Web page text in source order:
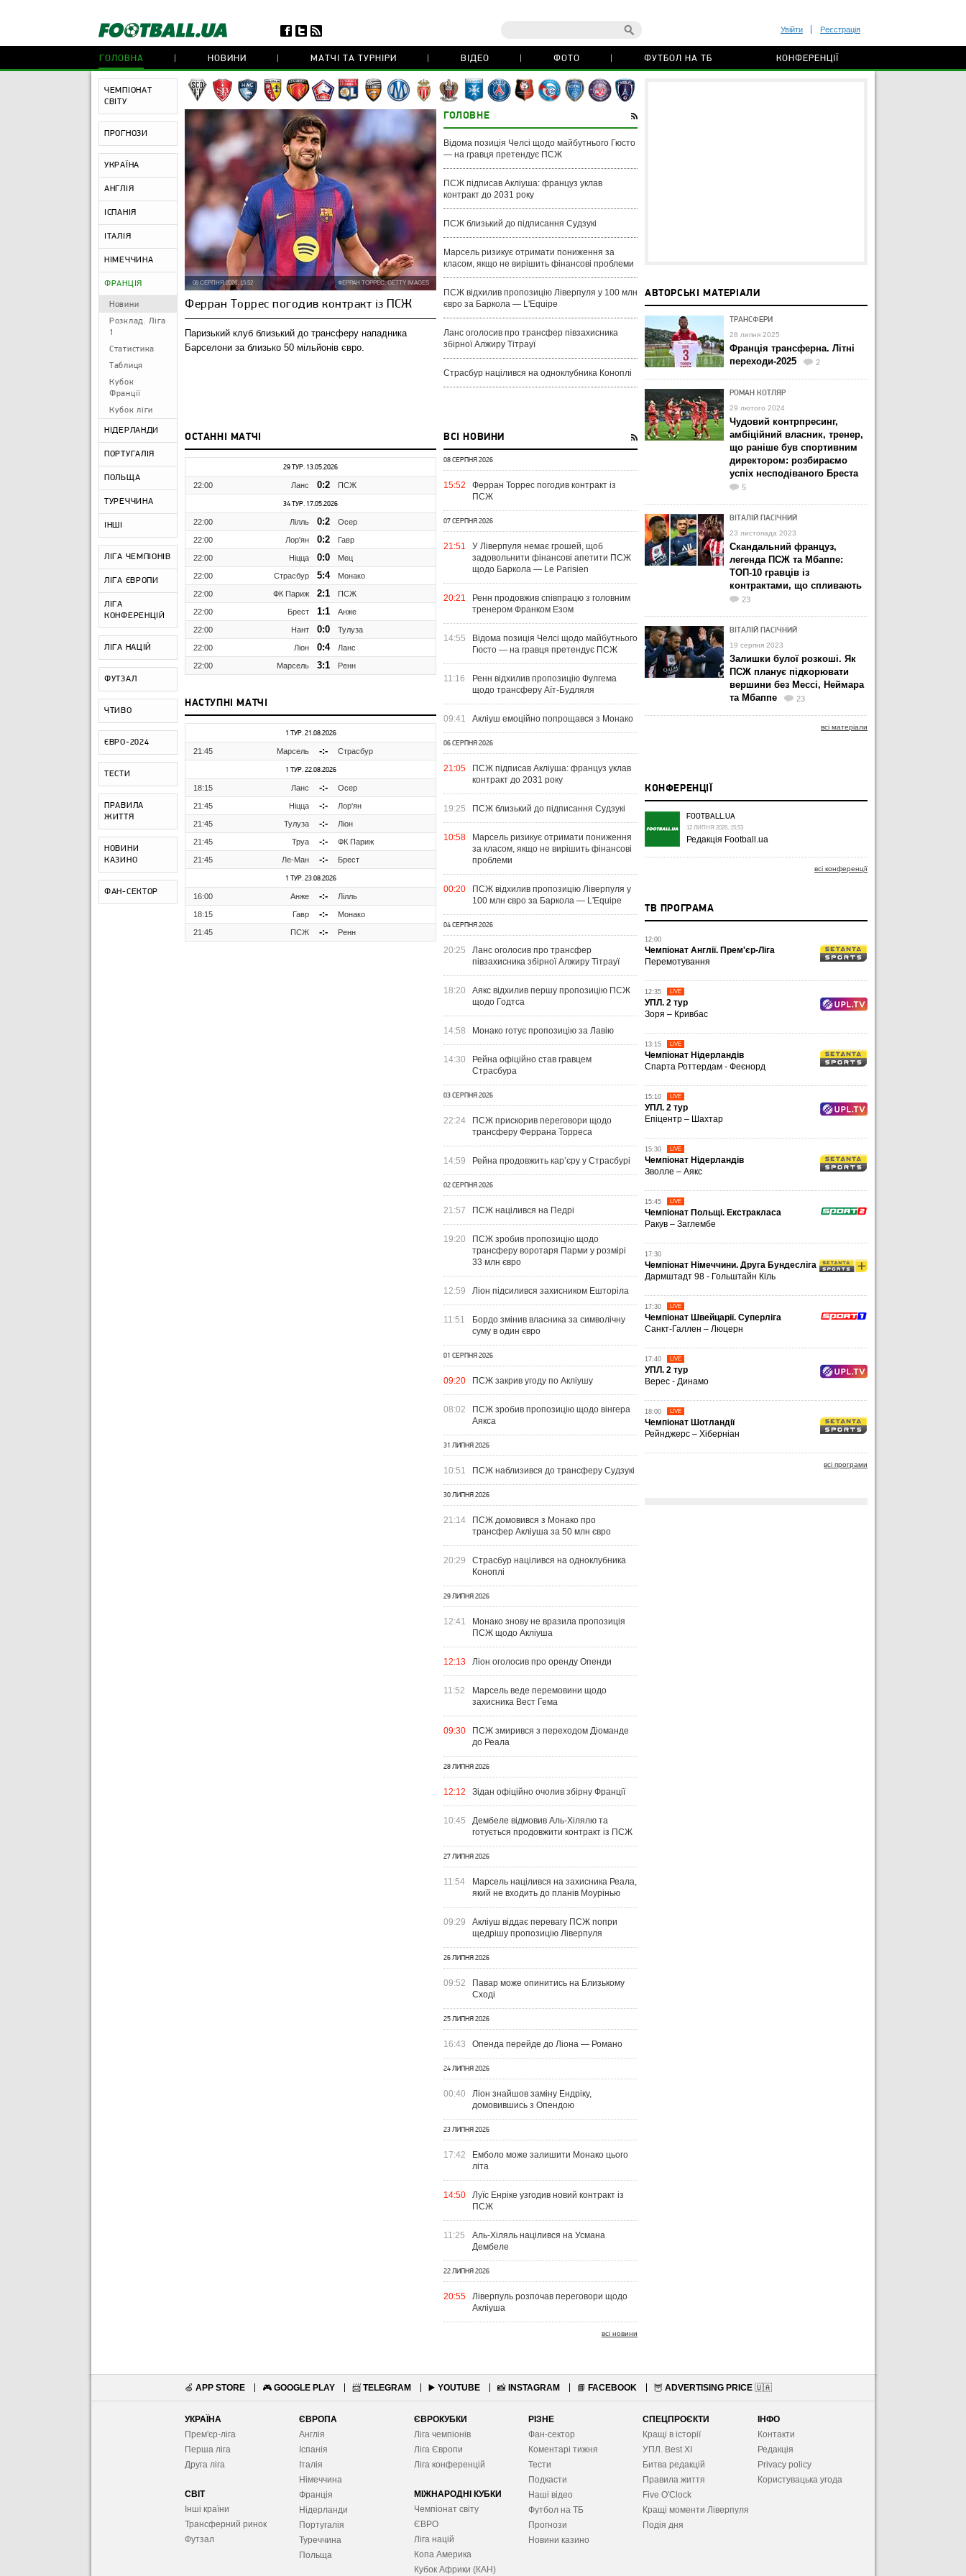
Увійти Реєстрація
ГОЛОВНА НОВИНИ МАТЧІ ТА ТУРНІРИ ВІДЕО ФОТО ФУТБОЛ НА ТБ КОНФЕРЕНЦІЇ
ЧЕМПІОНАТ
СВІТУ
ПРОГНОЗИ
УКРАЇНА
АНГЛІЯ
ІСПАНІЯ
ІТАЛІЯ
НІМЕЧЧИНА
ФРАНЦІЯ
Новини
Розклад. Ліга
1
Статистика
Таблиця
Кубок
Франції
Кубок ліги
НІДЕРЛАНДИ
ПОРТУГАЛІЯ
ПОЛЬЩА
ТУРЕЧЧИНА
ІНШІ
ЛІГА ЧЕМПІОНІВ
ЛІГА ЄВРОПИ
ЛІГА
КОНФЕРЕНЦІЙ
ЛІГА НАЦІЙ
ФУТЗАЛ
ЧТИВО
ЄВРО-2024
ТЕСТИ
ПРАВИЛА
ЖИТТЯ
НОВИНИ
КАЗИНО
ФАН-СЕКТОР
ФЕРРАН ТОРРЕС, GETTY IMAGES
08 СЕРПНЯ 2026, 15:52
Ферран Торрес погодив контракт із ПСЖ
Паризький клуб близький до трансферу нападника
Барселони за близько 50 мільйонів євро.
ГОЛОВНЕ
Відома позиція Челсі щодо майбутнього Гюсто
— на гравця претендує ПСЖ
ПСЖ підписав Акліуша: француз уклав
контракт до 2031 року
ПСЖ близький до підписання Судзукі
Марсель ризикує отримати пониження за
класом, якщо не вирішить фінансові проблеми
ПСЖ відхилив пропозицію Ліверпуля у 100 млн
євро за Баркола — L'Equipe
Ланс оголосив про трансфер півзахисника
збірної Алжиру Тітрауї
Страсбур націлився на одноклубника Коноплі
ОСТАННІ МАТЧІ
29 ТУР. 13.05.2026
22:00 Ланс 0:2 ПСЖ
34 ТУР. 17.05.2026
22:00 Лілль 0:2 Осер
22:00 Лор'ян 0:2 Гавр
22:00 Ніцца 0:0 Мец
22:00 Страсбур 5:4 Монако
22:00 ФК Париж 2:1 ПСЖ
22:00 Брест 1:1 Анже
22:00 Нант 0:0 Тулуза
22:00 Ліон 0:4 Ланс
22:00 Марсель 3:1 Ренн
НАСТУПНІ МАТЧІ
1 ТУР. 21.08.2026
21:45 Марсель -:- Страсбур
1 ТУР. 22.08.2026
18:15 Ланс -:- Осер
21:45 Ніцца -:- Лор'ян
21:45 Тулуза -:- Ліон
21:45 Труа -:- ФК Париж
21:45 Ле-Ман -:- Брест
1 ТУР. 23.08.2026
16:00 Анже -:- Лілль
18:15 Гавр -:- Монако
21:45 ПСЖ -:- Ренн
ВСІ НОВИНИ
08 СЕРПНЯ 2026
15:52
Ферран Торрес погодив контракт із
ПСЖ
07 СЕРПНЯ 2026
21:51
У Ліверпуля немає грошей, щоб
задовольнити фінансові апетити ПСЖ
щодо Баркола — Le Parisien
20:21
Ренн продовжив співпрацю з головним
тренером Франком Езом
14:55
Відома позиція Челсі щодо майбутнього
Гюсто — на гравця претендує ПСЖ
11:16
Ренн відхилив пропозицію Фулгема
щодо трансферу Аїт-Будляля
09:41 Акліуш емоційно попрощався з Монако
06 СЕРПНЯ 2026
21:05
ПСЖ підписав Акліуша: француз уклав
контракт до 2031 року
19:25 ПСЖ близький до підписання Судзукі
10:58
Марсель ризикує отримати пониження
за класом, якщо не вирішить фінансові
проблеми
00:20
ПСЖ відхилив пропозицію Ліверпуля у
100 млн євро за Баркола — L'Equipe
04 СЕРПНЯ 2026
20:25
Ланс оголосив про трансфер
півзахисника збірної Алжиру Тітрауї
18:20
Аякс відхилив першу пропозицію ПСЖ
щодо Годтса
14:58 Монако готує пропозицію за Лавію
14:30
Рейна офіційно став гравцем
Страсбура
03 СЕРПНЯ 2026
22:24
ПСЖ прискорив переговори щодо
трансферу Феррана Торреса
14:59 Рейна продовжить кар’єру у Страсбурі
02 СЕРПНЯ 2026
21:57 ПСЖ націлився на Педрі
19:20
ПСЖ зробив пропозицію щодо
трансферу воротаря Парми у розмірі
33 млн євро
12:59 Ліон підсилився захисником Ешторіла
11:51
Бордо змінив власника за символічну
суму в один євро
01 СЕРПНЯ 2026
09:20 ПСЖ закрив угоду по Акліушу
08:02
ПСЖ зробив пропозицію щодо вінгера
Аякса
31 ЛИПНЯ 2026
10:51 ПСЖ наблизився до трансферу Судзукі
30 ЛИПНЯ 2026
21:14
ПСЖ домовився з Монако про
трансфер Акліуша за 50 млн євро
20:29
Страсбур націлився на одноклубника
Коноплі
29 ЛИПНЯ 2026
12:41
Монако знову не вразила пропозиція
ПСЖ щодо Акліуша
12:13 Ліон оголосив про оренду Опенди
11:52
Марсель веде перемовини щодо
захисника Вест Гема
09:30
ПСЖ змирився з переходом Діоманде
до Реала
28 ЛИПНЯ 2026
12:12 Зідан офіційно очолив збірну Франції
10:45
Дембеле відмовив Аль-Хілялю та
готується продовжити контракт із ПСЖ
27 ЛИПНЯ 2026
11:54
Марсель націлився на захисника Реала,
який не входить до планів Моурінью
09:29
Акліуш віддає перевагу ПСЖ попри
щедрішу пропозицію Ліверпуля
26 ЛИПНЯ 2026
09:52
Павар може опинитись на Близькому
Сході
25 ЛИПНЯ 2026
16:43 Опенда перейде до Ліона — Романо
24 ЛИПНЯ 2026
00:40
Ліон знайшов заміну Ендріку,
домовившись з Опендою
23 ЛИПНЯ 2026
17:42
Емболо може залишити Монако цього
літа
14:50
Луїс Енріке узгодив новий контракт із
ПСЖ
11:25
Аль-Хіляль націлився на Усмана
Дембеле
22 ЛИПНЯ 2026
20:55
Ліверпуль розпочав переговори щодо
Акліуша
всі новини
АВТОРСЬКІ МАТЕРІАЛИ
ТРАНСФЕРИ
28 липня 2025
Франція трансферна. Літні
переходи-2025
2
РОМАН КОТЛЯР
29 лютого 2024
Чудовий контрпресинг,
амбіційний власник, тренер,
що раніше був спортивним
директором: розбираємо
успіх несподіваного Бреста
5
ВІТАЛІЙ ПАСІЧНИЙ
23 листопада 2023
Скандальний француз,
легенда ПСЖ та Мбаппе:
ТОП-10 гравців із
контрактами, що спливають
23
ВІТАЛІЙ ПАСІЧНИЙ
19 серпня 2023
Залишки булої розкоші. Як
ПСЖ планує підкорювати
вершини без Мессі, Неймара
та Мбаппе
23
всі матеріали
КОНФЕРЕНЦІЇ
FOOTBALL.UA
12 ЛИПНЯ 2026, 15:53
Редакція Football.ua
всі конференції
ТВ ПРОГРАМА
12:00
Чемпіонат Англії. Прем'єр-Ліга
Перемотування
12:35 LIVE
УПЛ. 2 тур
Зоря – Кривбас
13:15 LIVE
Чемпіонат Нідерландів
Спарта Роттердам - ​​Феєнорд
15:10 LIVE
УПЛ. 2 тур
Епіцентр – Шахтар
15:30 LIVE
Чемпіонат Нідерландів
Зволле – Аякс
15:45 LIVE
Чемпіонат Польщі. Екстракласа
Ракув – Заглембе
17:30
Чемпіонат Німеччини. Друга Бундесліга
Дармштадт 98 - Гольштайн Кіль
17:30 LIVE
Чемпіонат Швейцарії. Суперліга
Санкт-Галлен – Люцерн
17:40 LIVE
УПЛ. 2 тур
Верес - Динамо
18:00 LIVE
Чемпіонат Шотландії
Рейнджерс – Хіберніан
всі програми
🍏 APP STORE 🎮 GOOGLE PLAY 📨 TELEGRAM ▶️ YOUTUBE 📸 INSTAGRAM 📘 FACEBOOK 🦉 ADVERTISING PRICE 🇺🇦
УКРАЇНА
Прем'єр-ліга
Перша ліга
Друга ліга
СВІТ
Інші країни
Трансферний ринок
Футзал
ЄВРОПА
Англія
Іспанія
Італія
Німеччина
Франція
Нідерланди
Португалія
Туреччина
Польща
ЄВРОКУБКИ
Ліга чемпіонів
Ліга Європи
Ліга конференцій
МІЖНАРОДНІ КУБКИ
Чемпіонат світу
ЄВРО
Ліга націй
Копа Америка
Кубок Африки (КАН)
РІЗНЕ
Фан-сектор
Коментарі тижня
Тести
Подкасти
Наші відео
Футбол на ТБ
Прогнози
Новини казино
СПЕЦПРОЄКТИ
Кращі в історії
УПЛ. Best XІ
Битва редакцій
Правила життя
Five O'Clock
Кращі моменти Ліверпуля
Подія дня
ІНФО
Контакти
Редакція
Privacy policy
Користувацька угода